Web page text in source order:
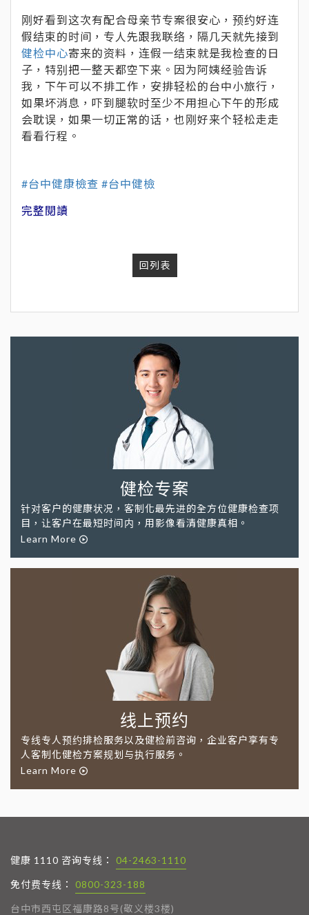
刚好看到这次有配合母亲节专案很安心，预约好连
假结束的时间，专人先跟我联络，隔几天就先接到
健检中心寄来的资料，连假一结束就是我检查的日
子，特别把一整天都空下来。因为阿姨经验告诉
我，下午可以不排工作，安排轻松的台中小旅行，
如果坏消息，吓到腿软时至少不用担心下午的形成
会耽误，如果一切正常的话，也刚好来个轻松走走
看看行程。
#台中健康檢查 #台中健檢
完整閱讀
回列表
健检专案
针对客户的健康状况，客制化最先进的全方位健康检查项
目，让客户在最短时间内，用影像看清健康真相。
Learn More
线上预约
专线专人预约排检服务以及健检前咨询，企业客户享有专
人客制化健检方案规划与执行服务。
Learn More
健康 1110 咨询专线： 04-2463-1110
免付费专线： 0800-323-188
台中市西屯区福康路8号(敬义楼3楼)